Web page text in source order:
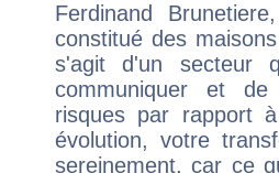
Ferdinand
constitué des
s'agit d'un secteur
communiquer et
risques par rapport
évolution, votre
sereinement, car ce